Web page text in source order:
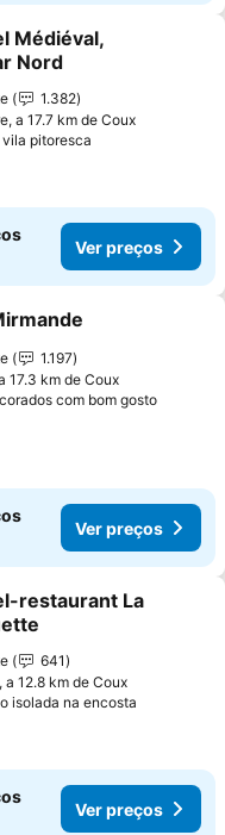
aos favoritos
Médiéval,
Nord
1.382
a 17.7 km de Coux
pitoresca
Ver preços
aos favoritos
1.197
17.3 km de Coux
com bom gostoVer
Ver preços
aos favoritos
restaurant La
641
12.8 km de Coux
isolada na encosta
Ver preços